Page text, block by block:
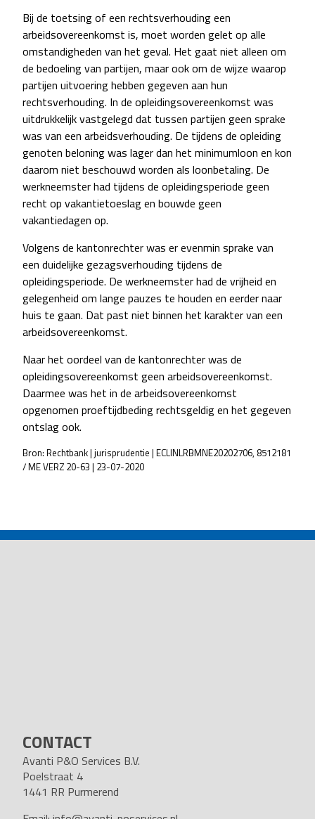
Bij de toetsing of een rechtsverhouding een
arbeidsovereenkomst is, moet worden gelet op alle
omstandigheden van het geval. Het gaat niet alleen om
de bedoeling van partijen, maar ook om de wijze waarop
partijen uitvoering hebben gegeven aan hun
rechtsverhouding. In de opleidingsovereenkomst was
uitdrukkelijk vastgelegd dat tussen partijen geen sprake
was van een arbeidsverhouding. De tijdens de opleiding
genoten beloning was lager dan het minimumloon en kon
daarom niet beschouwd worden als loonbetaling. De
werkneemster had tijdens de opleidingsperiode geen
recht op vakantietoeslag en bouwde geen
vakantiedagen op.
Volgens de kantonrechter was er evenmin sprake van
een duidelijke gezagsverhouding tijdens de
opleidingsperiode. De werkneemster had de vrijheid en
gelegenheid om lange pauzes te houden en eerder naar
huis te gaan. Dat past niet binnen het karakter van een
arbeidsovereenkomst.
Naar het oordeel van de kantonrechter was de
opleidingsovereenkomst geen arbeidsovereenkomst.
Daarmee was het in de arbeidsovereenkomst
opgenomen proeftijdbeding rechtsgeldig en het gegeven
ontslag ook.
Bron: Rechtbank | jurisprudentie | ECLINLRBMNE20202706, 8512181
/ ME VERZ 20-63 | 23-07-2020
NAVIGATION
CONTACT
Avanti P&O Services B.V.
Poelstraat 4
1441 RR Purmerend